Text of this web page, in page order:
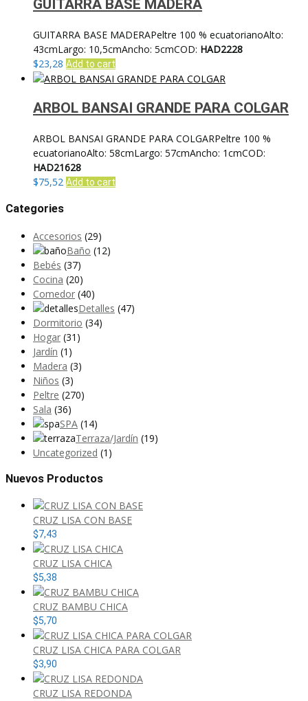
GUITARRA BASE MADERA
GUITARRA BASE MADERAPeltre 100 % ecuatorianoAlto:
43cmLargo: 10,5cmAncho: 5cmCOD: HAD2228
$23,28 Add to cart
ARBOL BANSAI GRANDE PARA COLGAR
ARBOL BANSAI GRANDE PARA COLGARPeltre 100 %
ecuatorianoAlto: 58cmLargo: 57cmAncho: 1cmCOD:
HAD21628
$75,52 Add to cart
Categories
Accesorios (29)
Baño (12)
Bebés (37)
Cocina (20)
Comedor (40)
Detalles (47)
Dormitorio (34)
Hogar (31)
Jardín (1)
Madera (3)
Niños (3)
Peltre (270)
Sala (36)
SPA (14)
Terraza/Jardín (19)
Uncategorized (1)
Nuevos Productos
CRUZ LISA CON BASE
$7,43
CRUZ LISA CHICA
$5,38
CRUZ BAMBU CHICA
$5,70
CRUZ LISA CHICA PARA COLGAR
$3,90
CRUZ LISA REDONDA